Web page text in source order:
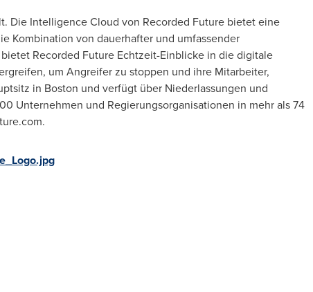
Die Intelligence Cloud von Recorded Future bietet eine
Kombination von dauerhafter und umfassender
Recorded Future Echtzeit-Einblicke in die digitale
um Angreifer zu stoppen und ihre Mitarbeiter,
in Boston und verfügt über Niederlassungen und
Unternehmen und Regierungsorganisationen in mehr als 74